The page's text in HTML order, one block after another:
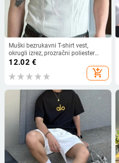
Muški bezrukavni T-shirt vest,
okrugli izrez, prozračni poliester
materijal, ljeto, slim kroj
12.02 €
add_shopping_cart